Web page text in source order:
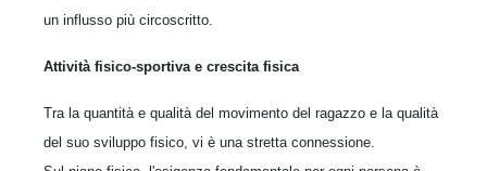
un influsso più circoscritto.
Attività fisico-sportiva e crescita fisica
Tra la quantità e qualità del movimento del ragazzo e la qualità
del suo sviluppo fisico, vi è una stretta connessione.